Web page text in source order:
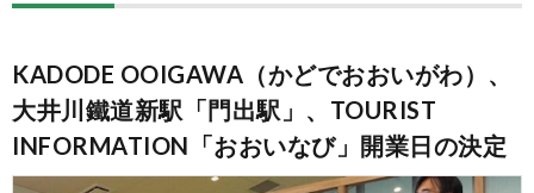
レ
リ
イ
ン
デ
組
KADODE OOIGAWA（かどでおおいがわ）、
大井川鐵道新駅「門出駅」、TOURIST
INFORMATION「おおいなび」開業日の決定